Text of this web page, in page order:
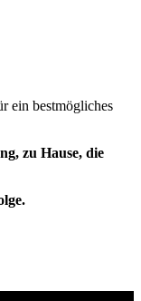
ein bestmögliches
zu Hause, die